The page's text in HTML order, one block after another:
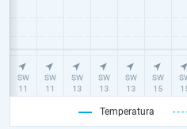
Temperatura